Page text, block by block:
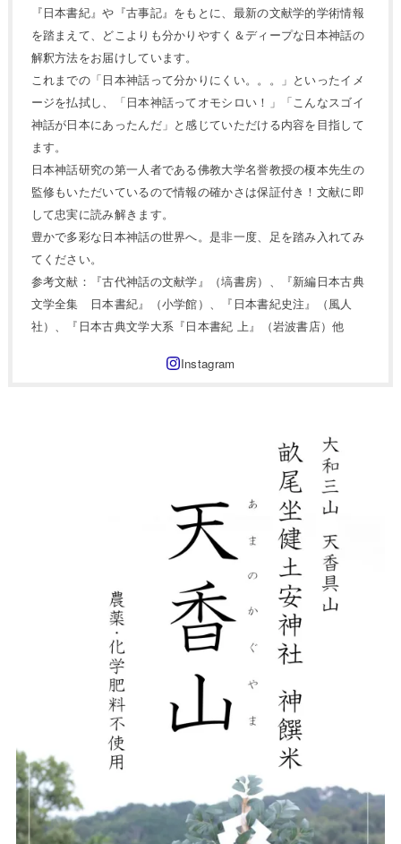
『日本書紀』や『古事記』をもとに、最新の文献学的学術情報
を踏まえて、どこよりも分かりやすく＆ディープな日本神話の
解釈方法をお届けしています。
これまでの「日本神話って分かりにくい。。。」といったイメ
ージを払拭し、「日本神話ってオモシロい！」「こんなスゴイ
神話が日本にあったんだ」と感じていただける内容を目指して
ます。
日本神話研究の第一人者である佛教大学名誉教授の榎本先生の
監修もいただいているので情報の確かさは保証付き！文献に即
して忠実に読み解きます。
豊かで多彩な日本神話の世界へ。是非一度、足を踏み入れてみ
てください。
参考文献：『古代神話の文献学』（塙書房）、『新編日本古典
文学全集 日本書紀』（小学館）、『日本書紀史注』（風人
社）、『日本古典文学大系『日本書紀 上』（岩波書店）他